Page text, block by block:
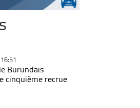
Burundais
cinquième recrue